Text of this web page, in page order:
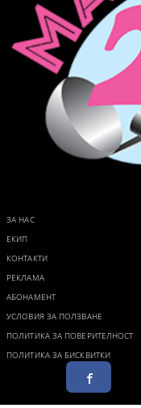
ЗА НАС
ЕКИП
КОНТАКТИ
РЕКЛАМА
АБОНАМЕНТ
УСЛОВИЯ ЗА ПОЛЗВАНЕ
ПОЛИТИКА ЗА ПОВЕРИТЕЛНОСТ
ПОЛИТИКА ЗА БИСКВИТКИ